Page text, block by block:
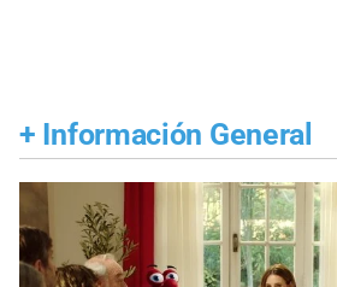
+ Información General